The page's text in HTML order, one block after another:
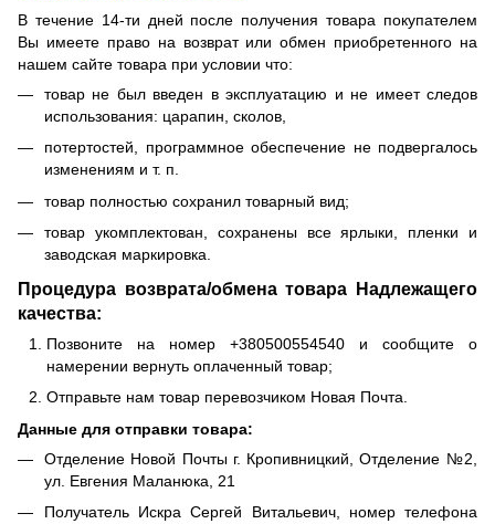
В течение 14-ти дней после получения товара покупателем
Вы имеете право на возврат или обмен приобретенного на
нашем сайте товара при условии что:
товар не был введен в эксплуатацию и не имеет следов
использования: царапин, сколов,
потертостей, программное обеспечение не подвергалось
изменениям и т. п.
товар полностью сохранил товарный вид;
товар укомплектован, сохранены все ярлыки, пленки и
заводская маркировка.
Процедура возврата/обмена товара Надлежащего
качества:
Позвоните на номер +380500554540 и сообщите о
намерении вернуть оплаченный товар;
Отправьте нам товар перевозчиком Новая Почта.
Данные для отправки товара:
Отделение Новой Почты г. Кропивницкий, Отделение №2,
ул. Евгения Маланюка, 21
Получатель Искра Сергей Витальевич, номер телефона